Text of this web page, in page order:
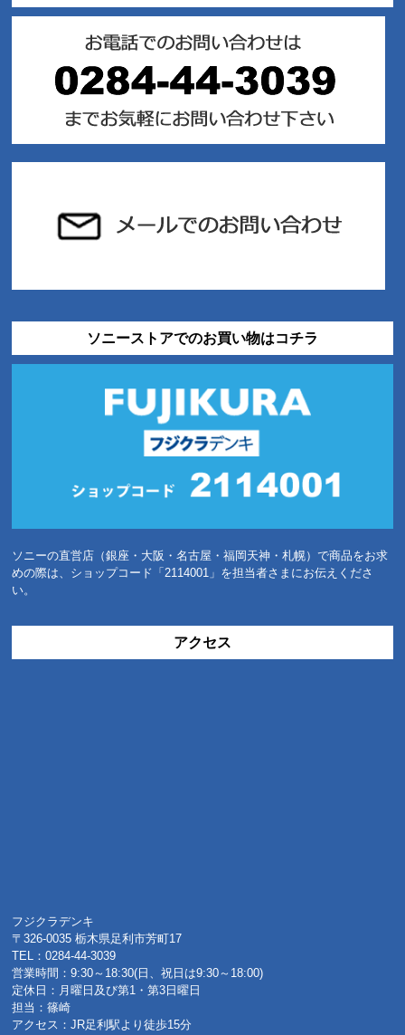
ソニーストアでのお買い物はコチラ
ソニーの直営店（銀座・大阪・名古屋・福岡天神・札幌）で商品をお求
めの際は、ショップコード「2114001」を担当者さまにお伝えくださ
い。
アクセス
フジクラデンキ
〒326-0035 栃木県足利市芳町17
TEL：0284-44-3039
営業時間：9:30～18:30(日、祝日は9:30～18:00)
定休日：月曜日及び第1・第3日曜日
担当：篠崎
アクセス：JR足利駅より徒歩15分